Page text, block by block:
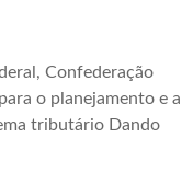
Confederação
o planejamento e a
tributário Dando